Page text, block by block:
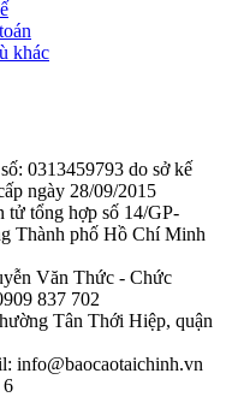
khác
0313459793 do sở kế
ngày 28/09/2015
tử tổng hợp số 14/GP-
Thành phố Hồ Chí Minh
Văn Thức - Chức
837 702
Tân Thới Hiệp, quận
info@baocaotaichinh.vn
6